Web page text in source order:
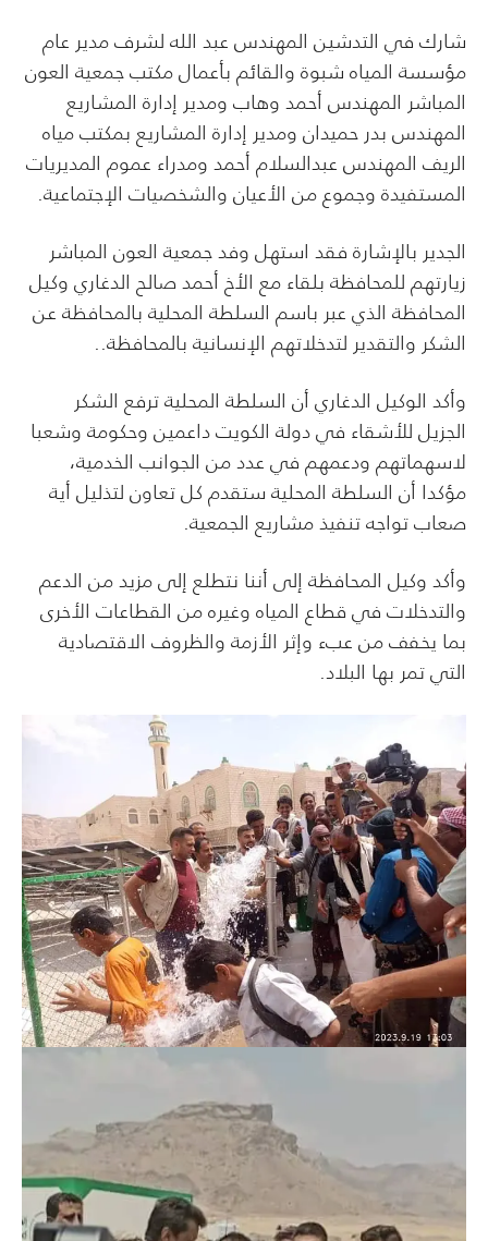
شارك في التدشين المهندس عبد الله لشرف مدير عام
مؤسسة المياه شبوة والقائم بأعمال مكتب جمعية العون
المباشر المهندس أحمد وهاب ومدير إدارة المشاريع
المهندس بدر حميدان ومدير إدارة المشاريع بمكتب مياه
الريف المهندس عبدالسلام أحمد ومدراء عموم المديريات
المستفيدة وجموع من الأعيان والشخصيات الإجتماعية.
الجدير بالإشارة فقد استهل وفد جمعية العون المباشر
زيارتهم للمحافظة بلقاء مع الأخ أحمد صالح الدغاري وكيل
المحافظة الذي عبر باسم السلطة المحلية بالمحافظة عن
الشكر والتقدير لتدخلاتهم الإنسانية بالمحافظة..
وأكد الوكيل الدغاري أن السلطة المحلية ترفع الشكر
الجزيل للأشقاء في دولة الكويت داعمين وحكومة وشعبا
لاسهماتهم ودعمهم في عدد من الجوانب الخدمية،
مؤكدا أن السلطة المحلية ستقدم كل تعاون لتذليل أية
صعاب تواجه تنفيذ مشاريع الجمعية.
وأكد وكيل المحافظة إلى أننا نتطلع إلى مزيد من الدعم
والتدخلات في قطاع المياه وغيره من القطاعات الأخرى
بما يخفف من عبء وإثر الأزمة والظروف الاقتصادية
التي تمر بها البلاد.